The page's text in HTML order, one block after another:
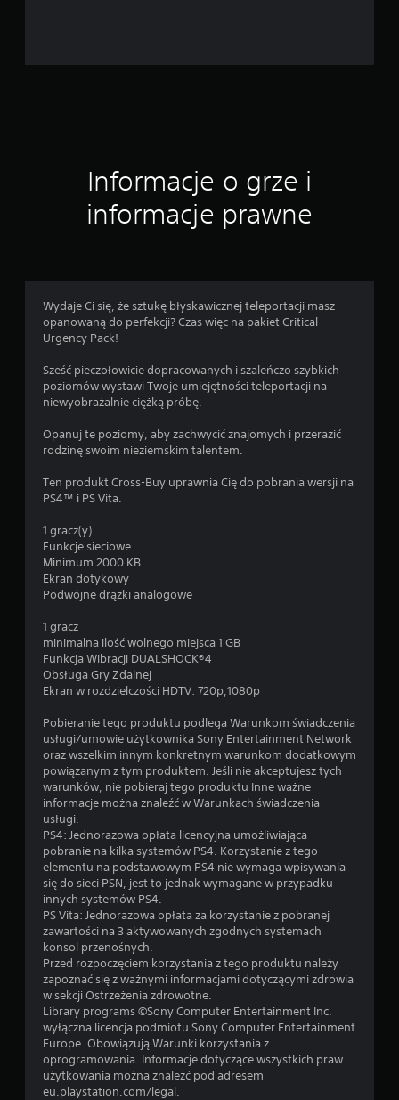
Informacje o grze i
informacje prawne
Wydaje Ci się, że sztukę błyskawicznej teleportacji masz
opanowaną do perfekcji? Czas więc na pakiet Critical
Urgency Pack!
Sześć pieczołowicie dopracowanych i szaleńczo szybkich
poziomów wystawi Twoje umiejętności teleportacji na
niewyobrażalnie ciężką próbę.
Opanuj te poziomy, aby zachwycić znajomych i przerazić
rodzinę swoim nieziemskim talentem.
Ten produkt Cross-Buy uprawnia Cię do pobrania wersji na
PS4™ i PS Vita.
1 gracz(y)
Funkcje sieciowe
Minimum 2000 KB
Ekran dotykowy
Podwójne drążki analogowe
1 gracz
minimalna ilość wolnego miejsca 1 GB
Funkcja Wibracji DUALSHOCK®4
Obsługa Gry Zdalnej
Ekran w rozdzielczości HDTV: 720p,1080p
Pobieranie tego produktu podlega Warunkom świadczenia
usługi/umowie użytkownika Sony Entertainment Network
oraz wszelkim innym konkretnym warunkom dodatkowym
powiązanym z tym produktem. Jeśli nie akceptujesz tych
warunków, nie pobieraj tego produktu Inne ważne
informacje można znaleźć w Warunkach świadczenia
usługi.
PS4: Jednorazowa opłata licencyjna umożliwiająca
pobranie na kilka systemów PS4. Korzystanie z tego
elementu na podstawowym PS4 nie wymaga wpisywania
się do sieci PSN, jest to jednak wymagane w przypadku
innych systemów PS4.
PS Vita: Jednorazowa opłata za korzystanie z pobranej
zawartości na 3 aktywowanych zgodnych systemach
konsol przenośnych.
Przed rozpoczęciem korzystania z tego produktu należy
zapoznać się z ważnymi informacjami dotyczącymi zdrowia
w sekcji Ostrzeżenia zdrowotne.
Library programs ©Sony Computer Entertainment Inc.
wyłączna licencja podmiotu Sony Computer Entertainment
Europe. Obowiązują Warunki korzystania z
oprogramowania. Informacje dotyczące wszystkich praw
użytkowania można znaleźć pod adresem
eu.playstation.com/legal.